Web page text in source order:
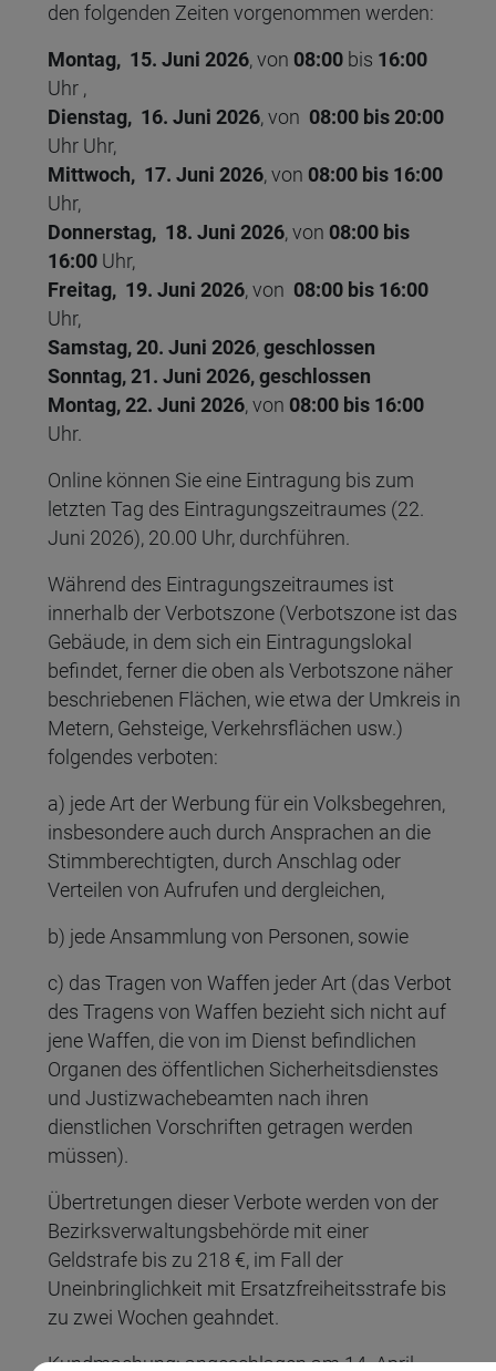
den folgenden Zeiten vorgenommen werden:
Montag, 15. Juni 2026, von 08:00 bis 16:00
Uhr ,
Dienstag, 16. Juni 2026, von 08:00 bis 20:00
Uhr Uhr,
Mittwoch, 17. Juni 2026, von 08:00 bis 16:00
Uhr,
Donnerstag, 18. Juni 2026, von 08:00 bis
16:00 Uhr,
Freitag, 19. Juni 2026, von 08:00 bis 16:00
Uhr,
Samstag, 20. Juni 2026,geschlossen
Sonntag, 21. Juni 2026, geschlossen
Montag, 22. Juni 2026, von 08:00 bis 16:00
Uhr.
Online können Sie eine Eintragung bis zum
letzten Tag des Eintragungszeitraumes (22.
Juni 2026), 20.00 Uhr, durchführen.
Während des Eintragungszeitraumes ist
innerhalb der Verbotszone (Verbotszone ist das
Gebäude, in dem sich ein Eintragungslokal
befindet, ferner die oben als Verbotszone näher
beschriebenen Flächen, wie etwa der Umkreis in
Metern, Gehsteige, Verkehrsflächen usw.)
folgendes verboten:
a) jede Art der Werbung für ein Volksbegehren,
insbesondere auch durch Ansprachen an die
Stimmberechtigten, durch Anschlag oder
Verteilen von Aufrufen und dergleichen,
b) jede Ansammlung von Personen, sowie
c) das Tragen von Waffen jeder Art (das Verbot
des Tragens von Waffen bezieht sich nicht auf
jene Waffen, die von im Dienst befindlichen
Organen des öffentlichen Sicherheitsdienstes
und Justizwachebeamten nach ihren
dienstlichen Vorschriften getragen werden
müssen).
Übertretungen dieser Verbote werden von der
Bezirksverwaltungsbehörde mit einer
Geldstrafe bis zu 218 €, im Fall der
Uneinbringlichkeit mit Ersatzfreiheitsstrafe bis
zu zwei Wochen geahndet.
Kundmachung: angeschlagen am 14. April